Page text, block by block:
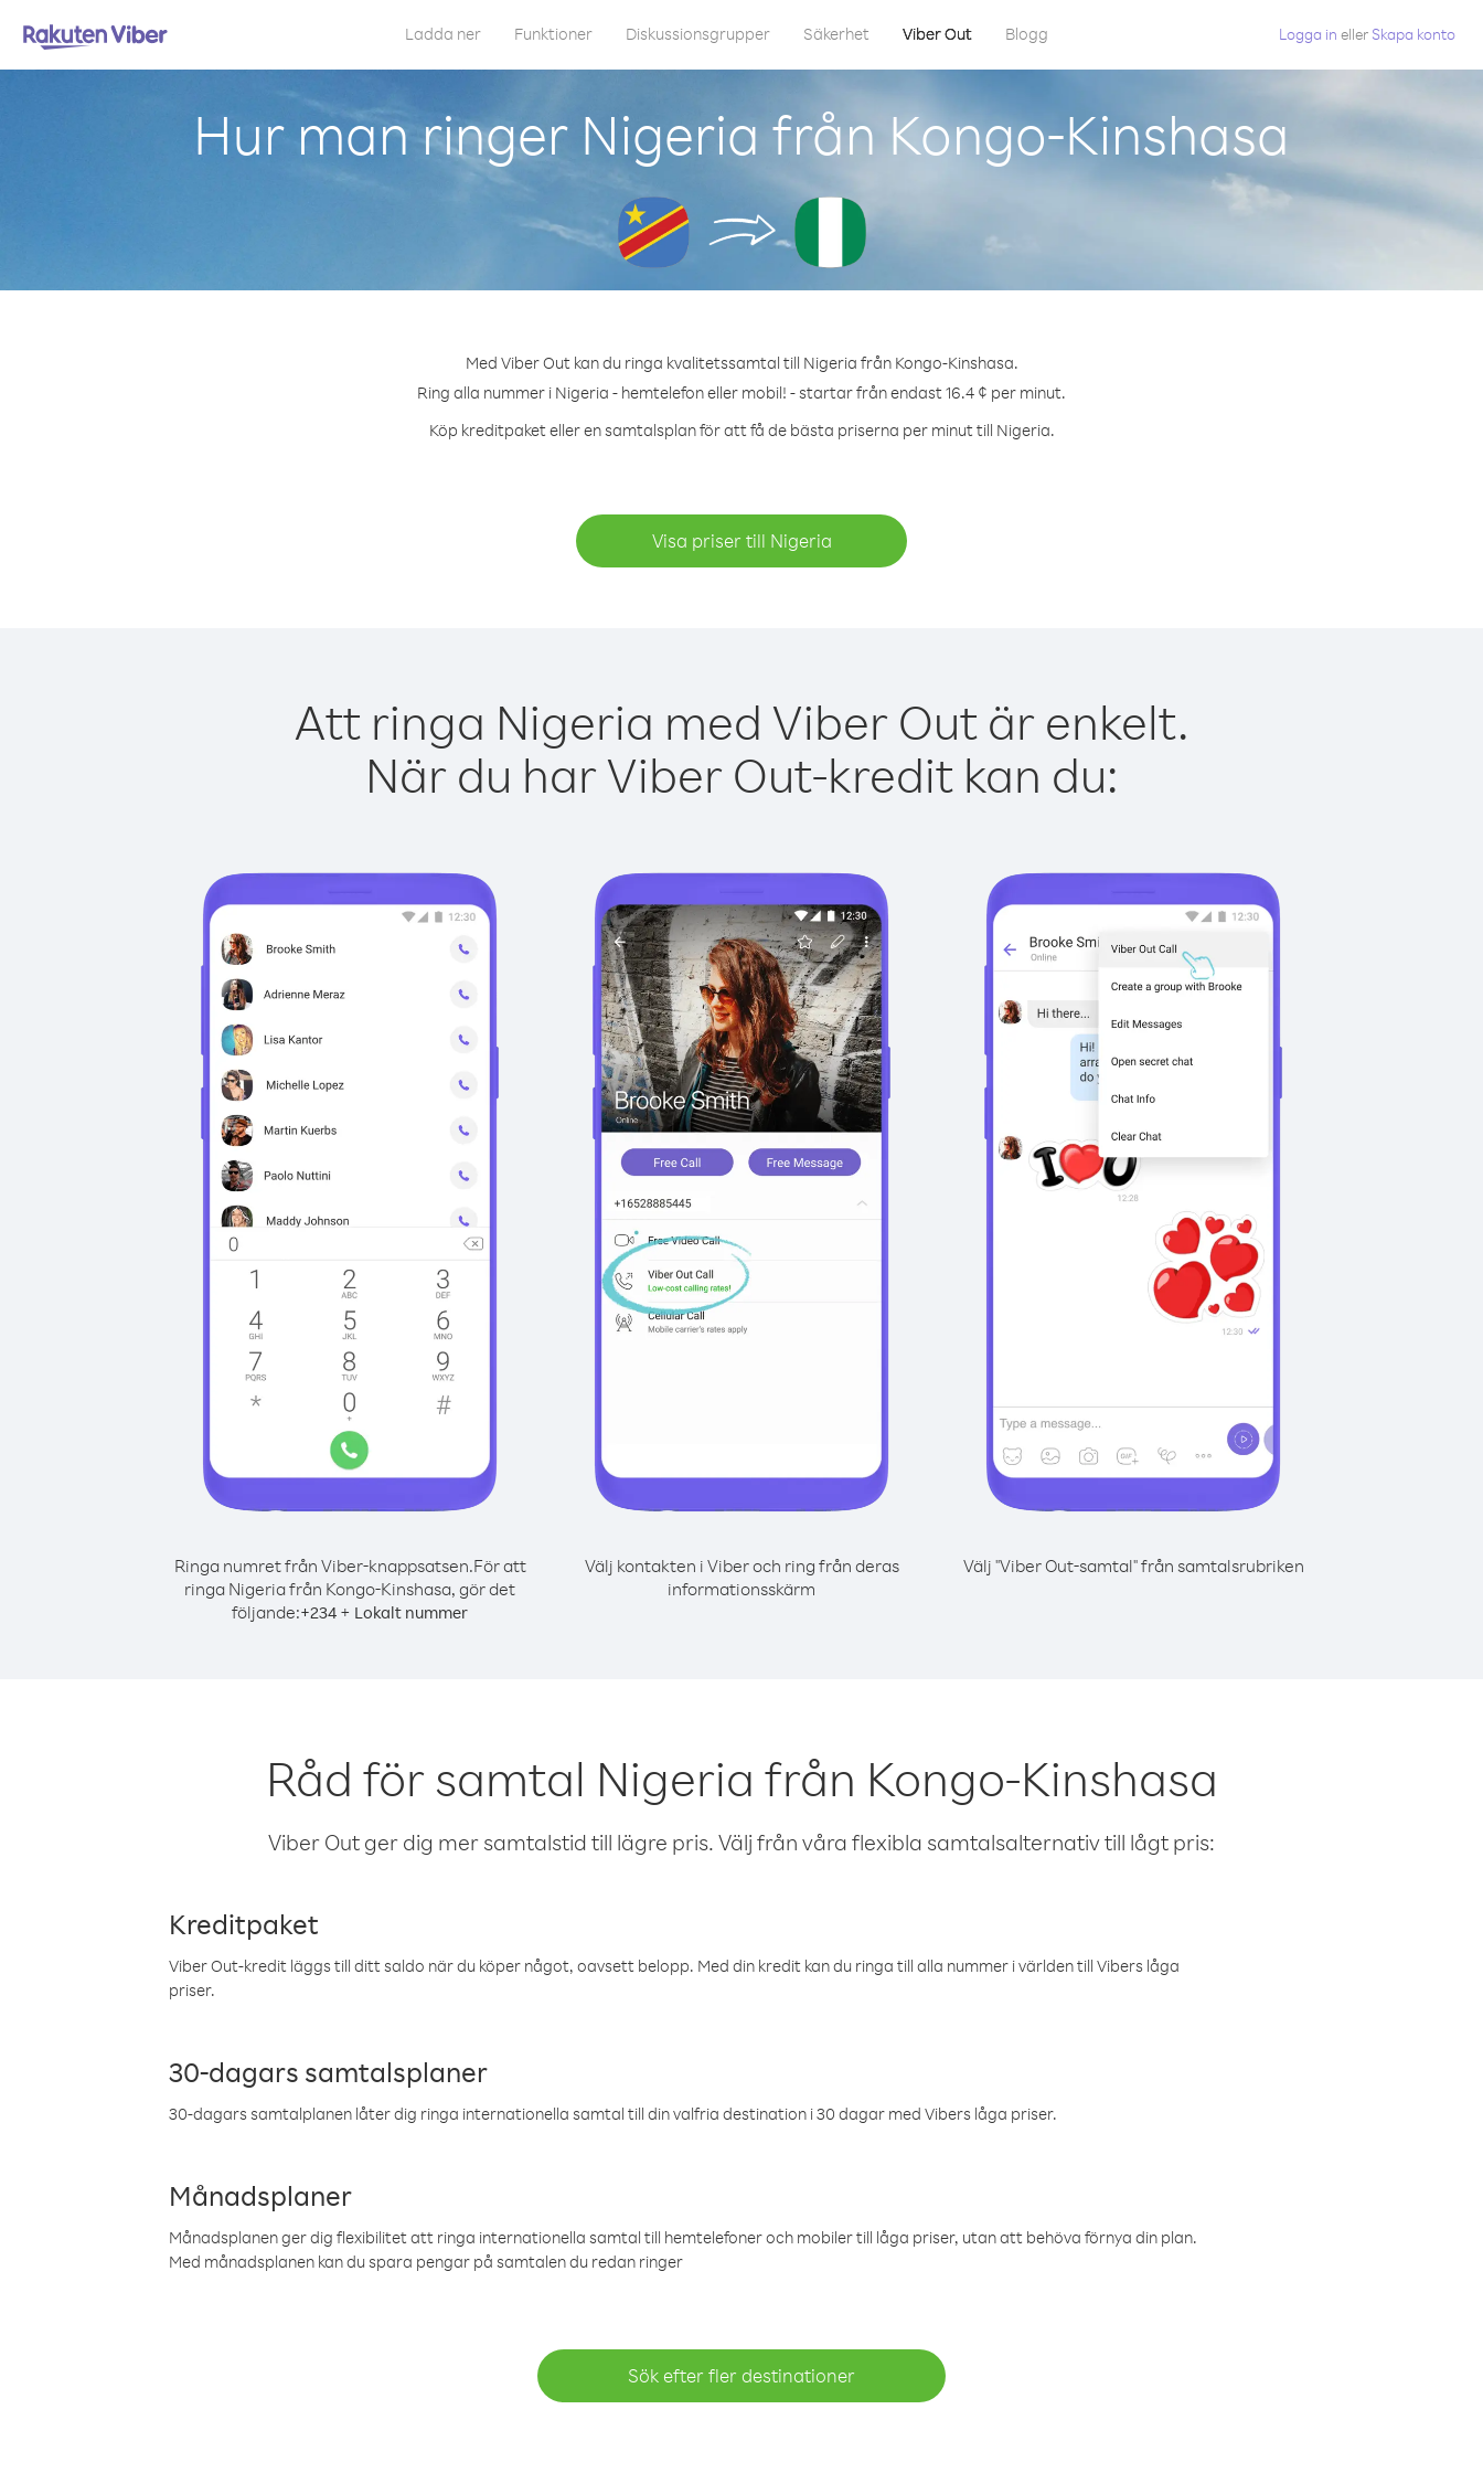
Ladda ner Funktioner Diskussionsgrupper Säkerhet Viber Out Blogg Logga in eller Skapa konto
Hur man ringer Nigeria från Kongo-Kinshasa
Med Viber Out kan du ringa kvalitetssamtal till Nigeria från Kongo-Kinshasa.
Ring alla nummer i Nigeria - hemtelefon eller mobil! - startar från endast 16.4 ¢ per minut.
Köp kreditpaket eller en samtalsplan för att få de bästa priserna per minut till Nigeria.
Visa priser till Nigeria
Att ringa Nigeria med Viber Out är enkelt.
När du har Viber Out-kredit kan du:
Ringa numret från Viber-knappsatsen.För att
ringa Nigeria från Kongo-Kinshasa, gör det
följande:+234 + Lokalt nummer
Välj kontakten i Viber och ring från deras
informationsskärm
Välj "Viber Out-samtal" från samtalsrubriken
Råd för samtal Nigeria från Kongo-Kinshasa
Viber Out ger dig mer samtalstid till lägre pris. Välj från våra flexibla samtalsalternativ till lågt pris:
Kreditpaket
Viber Out-kredit läggs till ditt saldo när du köper något, oavsett belopp. Med din kredit kan du ringa till alla nummer i världen till Vibers låga
priser.
30-dagars samtalsplaner
30-dagars samtalplanen låter dig ringa internationella samtal till din valfria destination i 30 dagar med Vibers låga priser.
Månadsplaner
Månadsplanen ger dig flexibilitet att ringa internationella samtal till hemtelefoner och mobiler till låga priser, utan att behöva förnya din plan.
Med månadsplanen kan du spara pengar på samtalen du redan ringer
Sök efter fler destinationer